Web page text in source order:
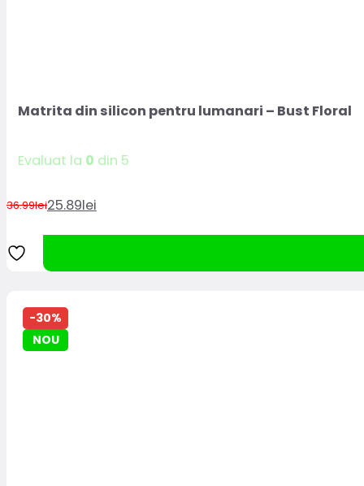
Matrita din silicon pentru lumanari – Bust Floral
Evaluat la 0 din 5
36.99lei
Prețul
a
25.89lei
Prețul
curent
este:
25.89lei.
-30%
NOU